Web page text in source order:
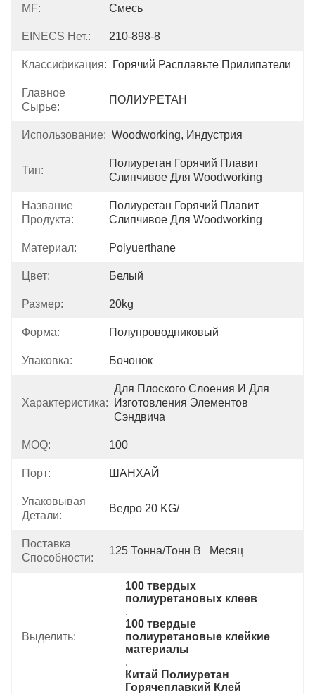
MF: Смесь
EINECS Нет.: 210-898-8
Классификация: Горячий Расплавьте Прилипатели
Главное
Сырье:
ПОЛИУРЕТАН
Использование: Woodworking, Индустрия
Тип:
Полиуретан Горячий Плавит
Слипчивое Для Woodworking
Название
Продукта:
Полиуретан Горячий Плавит
Слипчивое Для Woodworking
Материал: Polyuerthane
Цвет: Белый
Размер: 20kg
Форма: Полупроводниковый
Упаковка: Бочонок
Характеристика:
Для Плоского Слоения И Для
Изготовления Элементов
Сэндвича
MOQ: 100
Порт: ШАНХАЙ
Упаковывая
Детали:
Ведро 20 KG/
Поставка
Способности:
125 Тонна/тонн В   Месяц
Выделить:
100 твердых
полиуретановых клеев
,
100 твердые
полиуретановые клейкие
материалы
,
Китай Полиуретан
Горячеплавкий Клей